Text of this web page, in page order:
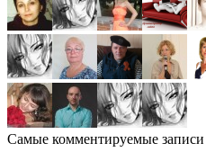
Самые комментируемые записи